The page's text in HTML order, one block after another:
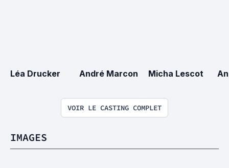
Léa Drucker André Marcon Micha Lescot
VOIR LE CASTING COMPLET
IMAGES